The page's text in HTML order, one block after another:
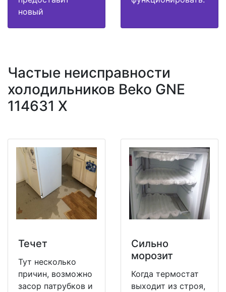
новый
Частые неисправности
холодильников Beko GNE
114631 X
Течет
Тут несколько
причин, возможно
засор патрубков и
Сильно
морозит
Когда термостат
выходит из строя,